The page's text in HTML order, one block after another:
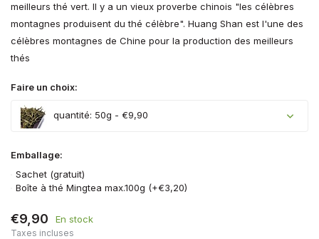
meilleurs thé vert. Il y a un vieux proverbe chinois "les célèbres
montagnes produisent du thé célèbre". Huang Shan est l'une des
célèbres montagnes de Chine pour la production des meilleurs
thés
Faire un choix:
quantité: 50g - €9,90
Emballage:
Sachet (gratuit)
Boîte à thé Mingtea max.100g (+€3,20)
€9,90 En stock
Taxes incluses